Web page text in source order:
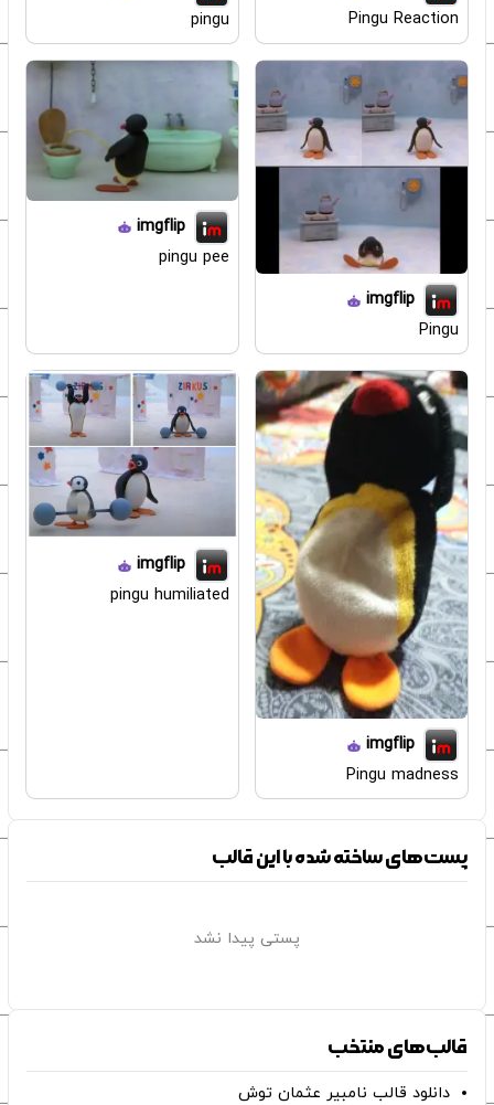
Pingu Reaction
pingu
imgflip
Pingu
imgflip
pingu pee
imgflip
Pingu madness
imgflip
pingu humiliated
پست‌های ساخته شده با این قالب
پستی پیدا نشد
قالب‌های منتخب
دانلود قالب نامبیر عثمان ‌توش